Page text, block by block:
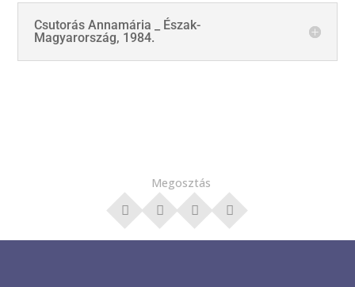
Csutorás Annamária _ Észak-
Magyarország, 1984.
Megosztás